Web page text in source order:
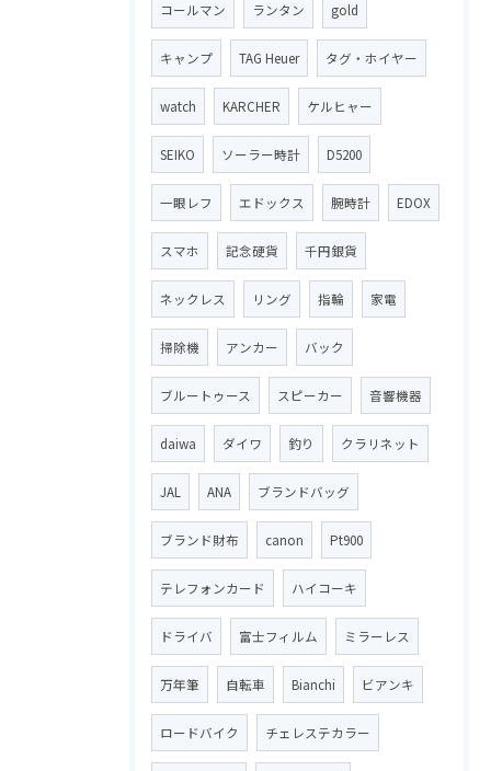
コールマン ランタン gold
キャンプ TAG Heuer タグ・ホイヤー
watch KARCHER ケルヒャー
SEIKO ソーラー時計 D5200
一眼レフ エドックス 腕時計 EDOX
スマホ 記念硬貨 千円銀貨
ネックレス リング 指輪 家電
掃除機 アンカー バック
ブルートゥース スピーカー 音響機器
daiwa ダイワ 釣り クラリネット
JAL ANA ブランドバッグ
ブランド財布 canon Pt900
テレフォンカード ハイコーキ
ドライバ 富士フィルム ミラーレス
万年筆 自転車 Bianchi ビアンキ
ロードバイク チェレステカラー